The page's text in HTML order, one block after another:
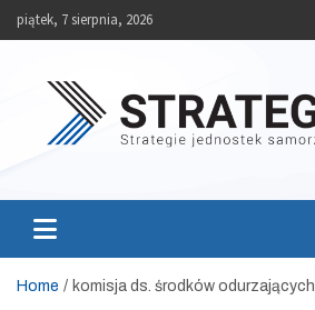
Skippiątek, 7 sierpnia, 2026
Strategie JST
Home komisja ds. środków odurzających